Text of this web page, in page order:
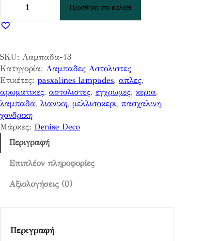
μ
δ
α
λ
ε
ι
α
π
α
σ
Προσθήκη στο καλάθι
SKU: Λαμπαδα-13
Κατηγορία: Λαμπαδες Αστολιστες
Ετικέτες: pasxalines lampades, απλες
αρωματικες, αστολιστες, εγχρωμες, κερια
λαμπαδα, λιανικη, μελλισοκερι, πασχαλινη
χονδρικη
Μάρκες: Denise Deco
Περιγραφή
Επιπλέον πληροφορίες
Αξιολογήσεις (0)
Περιγραφή